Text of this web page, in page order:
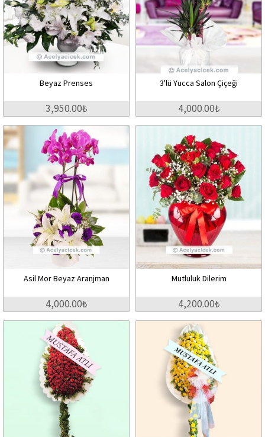
Beyaz Prenses
3,950.00₺
3'lü Yucca Salon Çiçeği
4,000.00₺
Asil Mor Beyaz Aranjman
4,000.00₺
Mutluluk Dilerim
4,200.00₺